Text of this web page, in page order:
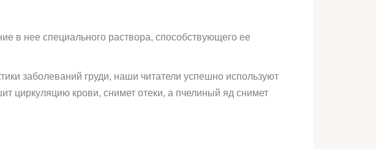
в нее специального раствора, способствующего ее
заболеваний груди, наши читатели успешно используют
циркуляцию крови, снимет отеки, а пчелиный яд снимет